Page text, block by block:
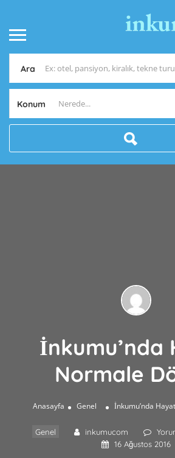
Ara
Konum
İnkumu’nda
Normale
Anasayfa Genel İnkumu’nda
Genel inkumucom
16 Ağustos 2016